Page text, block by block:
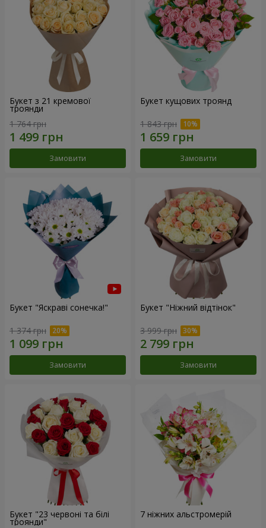
Букет з 21 кремової
троянди
1 764 грн
Замовити
Букет кущових троянд
1 843 грн
Замовити
Букет "Яскраві сонечка!"
1 374 грн
Замовити
Букет "Ніжний відтінок"
3 999 грн
Замовити
Букет "23 червоні та білі
троянди"
7 ніжних альстромерій